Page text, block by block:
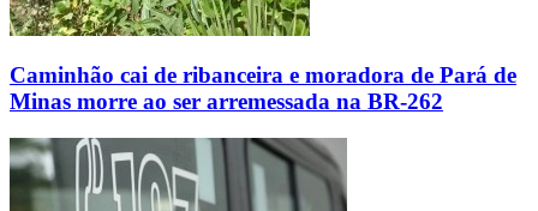
Caminhão cai de ribanceira e moradora de Pará de
Minas morre ao ser arremessada na BR-262